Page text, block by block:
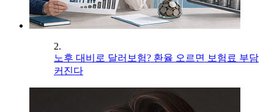
2.
노후 대비로 달러보험? 환율 오르면 보험료 부담
커진다